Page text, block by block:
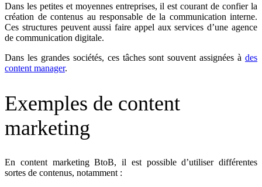
Dans les petites et moyennes entreprises, il est courant de confier la
création de contenus au responsable de la communication interne.
Ces structures peuvent aussi faire appel aux services d’une agence
de communication digitale.
Dans les grandes sociétés, ces tâches sont souvent assignées à des
content manager.
Exemples de content
marketing
En content marketing BtoB, il est possible d’utiliser différentes
sortes de contenus, notamment :